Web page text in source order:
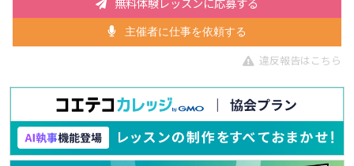
主催者に仕事を依頼する
違反報告はこちら